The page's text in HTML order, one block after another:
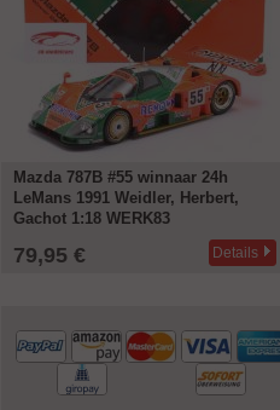
Mazda 787B #55 winnaar 24h
LeMans 1991 Weidler, Herbert,
Gachot 1:18 WERK83
79,95 € Details